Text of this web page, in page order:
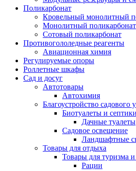
Поликарбонат
Кровельный монолитный
Монолитный поликарбонат
Сотовый поликарбонат
Противогололедные реагенты
Авиационная химия
Регулируемые опоры
Роллетные шкафы
Сад и досуг
Автотовары
Автохимия
Благоустройство садового
Биотуалеты и септики
Дачные туалеты
Садовое освещение
Ландшафтные
Товары для отдыха
Товары для туризма
Рации